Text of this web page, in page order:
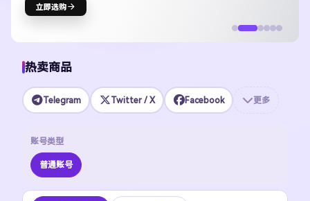
立即选购
热卖商品
Telegram Twitter / X Facebook 更多
账号类型
普通账号